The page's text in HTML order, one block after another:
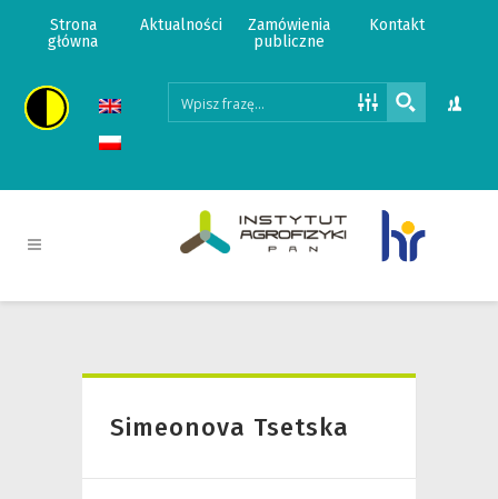
Strona
główna
Aktualności
Zamówienia
publiczne
Kontakt
Simeonova Tsetska